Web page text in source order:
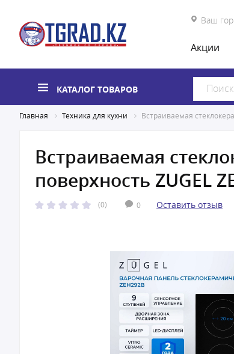
Ваш
Акции
КАТАЛОГ ТОВАРОВ
Главная Техника для кухни Встраиваемая
Встраиваемая
поверхность ZUGEL
(0) 0 Оставить отзыв